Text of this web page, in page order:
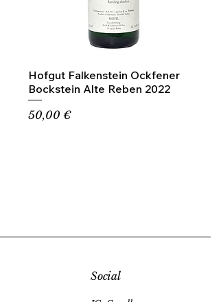
Hofgut Falkenstein Ockfener
Bockstein Alte Reben 2022
Precio
50,00 €
Social